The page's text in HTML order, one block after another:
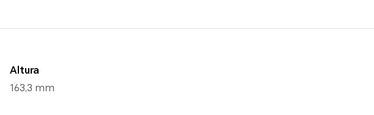
Altura
163,3 mm